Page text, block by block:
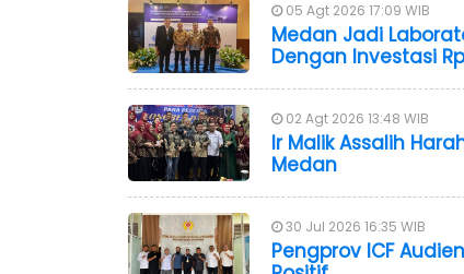
05 Agt 2026 17:09 WIB
Medan Jadi
Dengan Investasi
02 Agt 2026 13:48 WIB
Ir Malik Assalih
Medan
30 Jul 2026 16:35 WIB
Pengprov ICF